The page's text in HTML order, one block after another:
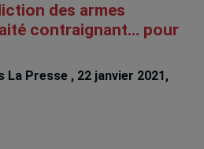
des armes
contraignant… pour
Presse , 22 janvier 2021,